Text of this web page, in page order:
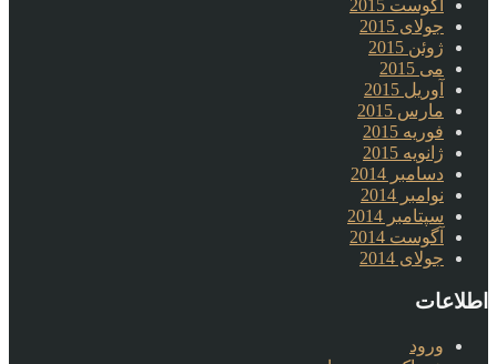
آگوست 2015
جولای 2015
ژوئن 2015
می 2015
آوریل 2015
مارس 2015
فوریه 2015
ژانویه 2015
دسامبر 2014
نوامبر 2014
سپتامبر 2014
آگوست 2014
جولای 2014
اطلاعات
ورود